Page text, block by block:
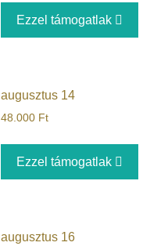
Ezzel támogatlak
augusztus 14
48.000 Ft
Ezzel támogatlak
augusztus 16